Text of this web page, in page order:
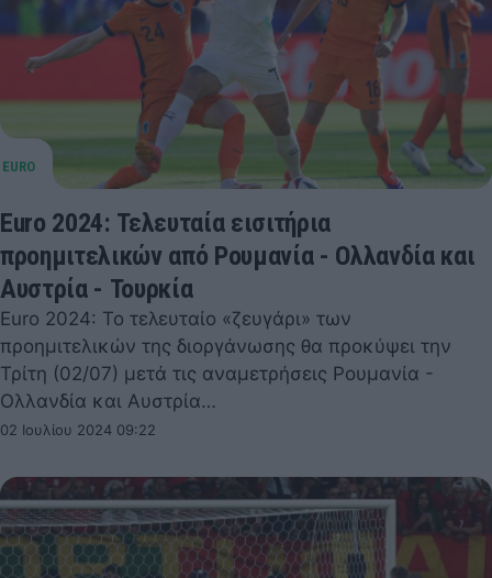
Euro 2024: Τελευταία εισιτήρια
προημιτελικών από Ρουμανία - Ολλανδία και
Αυστρία - Τουρκία
Euro 2024: Το τελευταίο «ζευγάρι» των
προημιτελικών της διοργάνωσης θα προκύψει την
Τρίτη (02/07) μετά τις αναμετρήσεις Ρουμανία -
Ολλανδία και Αυστρία…
02 Ιουλίου 2024 09:22